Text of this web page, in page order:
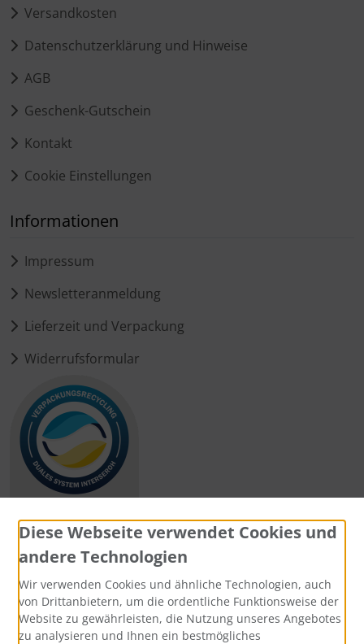
Versandkosten
Datenschutzerklärung und Hinweise
AGB
Geschenk-Gutschein
Kontakt
Cookie Einstellungen
Informationen
Impressum
Newsletteranmeldung
Lieferzeit und Verpackung
Widerrufsformular
Zahlungsmethoden
Diese Webseite verwendet Cookies und
andere Technologien
Wir verwenden Cookies und ähnliche Technologien, auch
von Drittanbietern, um die ordentliche Funktionsweise der
Website zu gewährleisten, die Nutzung unseres Angebotes
zu analysieren und Ihnen ein bestmögliches